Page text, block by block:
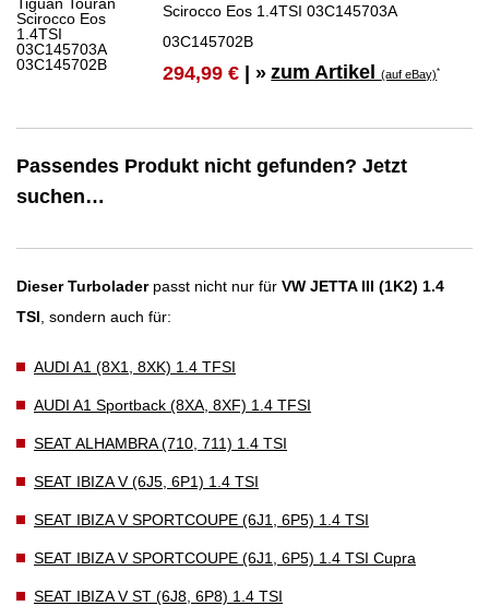
Scirocco Eos 1.4TSI 03C145703A
03C145702B
294,99 € | » zum Artikel(auf eBay)*
Passendes Produkt nicht gefunden? Jetzt
suchen…
Dieser Turboladerpasst nicht nur für VW JETTA III (1K2) 1.4
TSI, sondern auch für:
AUDI A1 (8X1, 8XK) 1.4 TFSI
AUDI A1 Sportback (8XA, 8XF) 1.4 TFSI
SEAT ALHAMBRA (710, 711) 1.4 TSI
SEAT IBIZA V (6J5, 6P1) 1.4 TSI
SEAT IBIZA V SPORTCOUPE (6J1, 6P5) 1.4 TSI
SEAT IBIZA V SPORTCOUPE (6J1, 6P5) 1.4 TSI Cupra
SEAT IBIZA V ST (6J8, 6P8) 1.4 TSI